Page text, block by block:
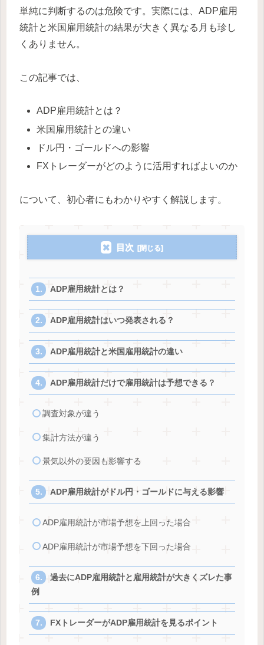
単純に判断するのは危険です。実際には、ADP雇用
統計と米国雇用統計の結果が大きく異なる月も珍し
くありません。
この記事では、
ADP雇用統計とは？
米国雇用統計との違い
ドル円・ゴールドへの影響
FXトレーダーがどのように活用すればよいのか
について、初心者にもわかりやすく解説します。
目次
ADP雇用統計とは？
ADP雇用統計はいつ発表される？
ADP雇用統計と米国雇用統計の違い
ADP雇用統計だけで雇用統計は予想できる？
調査対象が違う
集計方法が違う
景気以外の要因も影響する
ADP雇用統計がドル円・ゴールドに与える影響
ADP雇用統計が市場予想を上回った場合
ADP雇用統計が市場予想を下回った場合
過去にADP雇用統計と雇用統計が大きくズレた事
例
FXトレーダーがADP雇用統計を見るポイント